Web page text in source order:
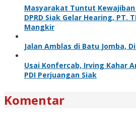
Masyarakat Tuntut Kewajiban
DPRD Siak Gelar Hearing, PT.
Mangkir
Jalan Amblas di Batu Jomba,
Usai Konfercab, Irving Kahar
PDI Perjuangan Siak
Komentar